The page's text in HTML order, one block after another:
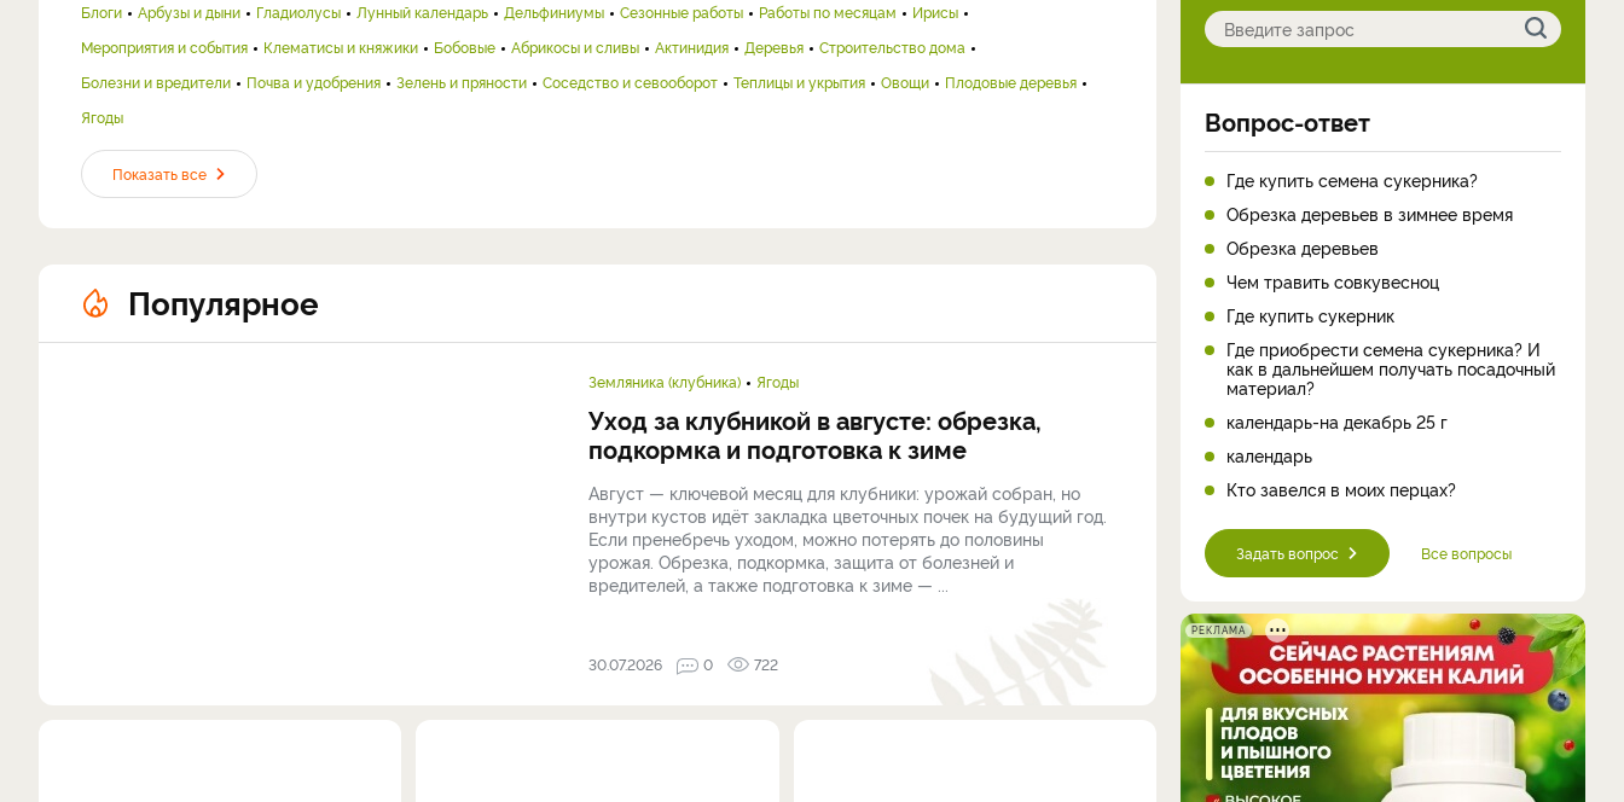
Блоги Арбузы и дыни Гладиолусы Лунный календарь Дельфиниумы Сезонные работы Работы по месяцам
Ирисы
Мероприятия и события
Клематисы и княжики Бобовые Абрикосы и сливы Актинидия Деревья
Строительство дома
Болезни и вредители
Почва и удобрения Зелень и пряности Соседство и севооборот Теплицы и укрытия Овощи
Плодовые деревья
Ягоды
Показать все
Популярное
Земляника (клубника) Ягоды
Уход за клубникой в августе: обрезка,
подкормка и подготовка к зиме
Август — ключевой месяц для клубники: урожай собран, но
внутри кустов идёт закладка цветочных почек на будущий год.
Если пренебречь уходом, можно потерять до половины
урожая. Обрезка, подкормка, защита от болезней и
вредителей, а также подготовка к зиме — ...
30.07.2026 0 722
Вопрос-ответ
Где купить семена сукерника?
Обрезка деревьев в зимнее время
Обрезка деревьев
Чем травить совкувесноц
Где купить сукерник
Где приобрести семена сукерника? И
как в дальнейшем получать посадочный
материал?
календарь-на декабрь 25 г
календарь
Кто завелся в моих перцах?
Задать вопрос Все вопросы
РЕКЛАМА